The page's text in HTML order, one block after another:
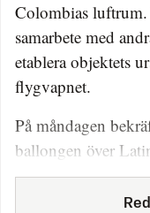
Colombias
samarbete med
etablera objektets
flygvapnet.
På måndagen
ballongen över